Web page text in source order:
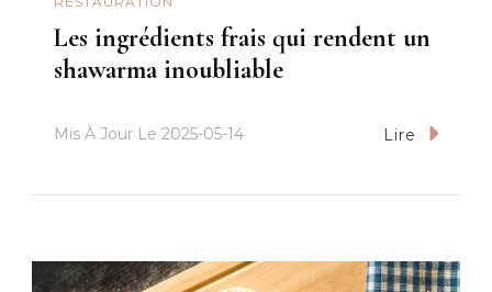
Les ingrédients frais qui rendent un
shawarma inoubliable
Mis À Jour Le 2025-05-14 Lire